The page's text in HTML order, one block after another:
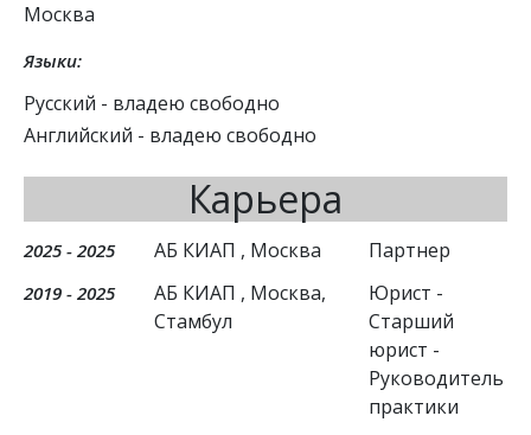
Москва
Языки:
Русский - владею свободно
Английский - владею свободно
Карьера
2025 - 2025 АБ КИАП , Москва Партнер
2019 - 2025 АБ КИАП , Москва,
Стамбул
Юрист -
Старший
юрист -
Руководитель
практики